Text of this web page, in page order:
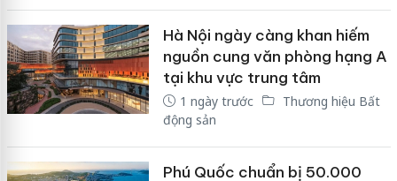
Hà Nội ngày càng khan hiếm
nguồn cung văn phòng hạng A
tại khu vực trung tâm
1 ngày trước
Thương hiệu Bất
động sản
Phú Quốc chuẩn bị 50.000